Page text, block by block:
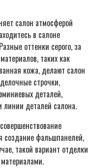
салон атмосферой
в салоне
оттенки серого, за
таких как
кожа, делают салон
строчки,
деталей,
деталей салона.
создание фальшпанелей,
такой вариант отделки